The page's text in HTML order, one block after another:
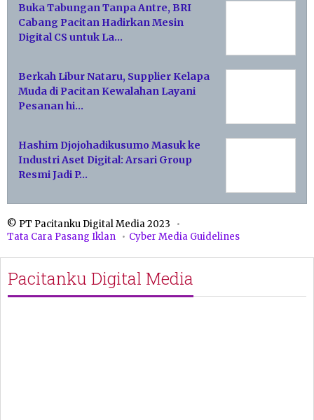
Buka Tabungan Tanpa Antre, BRI
Cabang Pacitan Hadirkan Mesin
Digital CS untuk La…
Berkah Libur Nataru, Supplier Kelapa
Muda di Pacitan Kewalahan Layani
Pesanan hi…
Hashim Djojohadikusumo Masuk ke
Industri Aset Digital: Arsari Group
Resmi Jadi P…
© PT Pacitanku Digital Media 2023
Tata Cara Pasang Iklan
Cyber Media Guidelines
Pacitanku Digital Media